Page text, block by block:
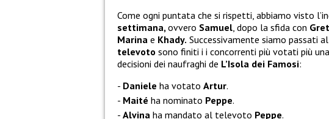
Come ogni puntata che si rispetti, abbiamo visto
settimana, ovvero Samuel , dopo la sfida con
Marina e Khady. Successivamente siamo passati
televoto sono finiti i i concorrenti più votati più
decisioni dei naufraghi de L’Isola dei Famosi:
Daniele ha votato Artur.
Maité ha nominato Peppe.
Alvina ha mandato al televoto Peppe.